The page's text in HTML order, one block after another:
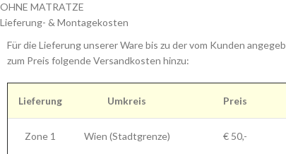
OHNE MATRATZE
Lieferung- & Montagekosten
Für die Lieferung unserer Ware bis zu der vom Kunden
zum Preis folgende Versandkosten hinzu:
Lieferung Umkreis Preis
Zone 1 Wien (Stadtgrenze) € 50,-